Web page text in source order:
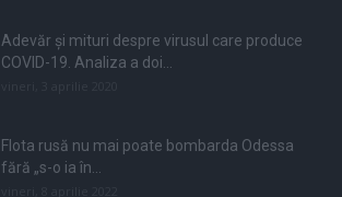
Adevăr și mituri despre virusul care produce
COVID-19. Analiza a doi...
Flota rusă nu mai poate bombarda Odessa
fără „s-o ia în...